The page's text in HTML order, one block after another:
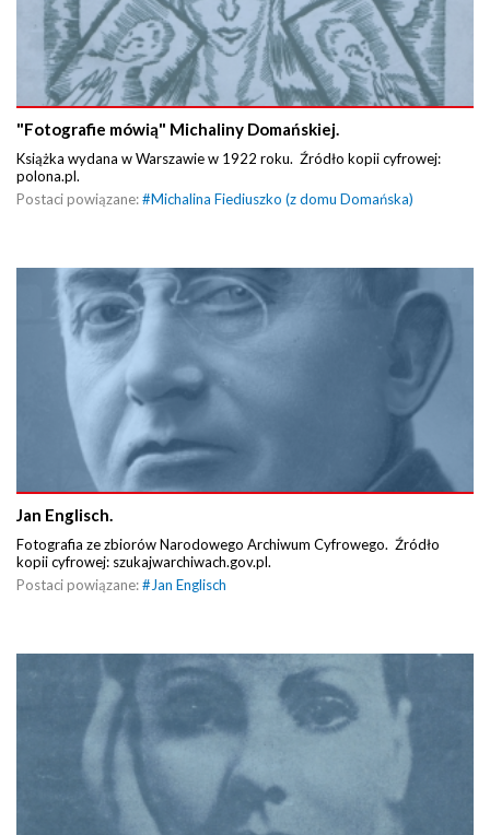
"Fotografie mówią" Michaliny Domańskiej.
Książka wydana w Warszawie w 1922 roku. Źródło kopii cyfrowej:
polona.pl.
Postaci powiązane:#Michalina Fiediuszko (z domu Domańska)
Jan Englisch.
Fotografia ze zbiorów Narodowego Archiwum Cyfrowego. Źródło
kopii cyfrowej: szukajwarchiwach.gov.pl.
Postaci powiązane:# Jan Englisch